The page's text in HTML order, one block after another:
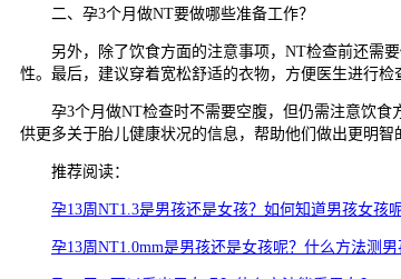
二、孕3个月做NT要做哪些准备工作？
另外，除了饮食方面的注意事项，NT检查前还需要
性。最后，建议穿着宽松舒适的衣物，方便医生进行检
孕3个月做NT检查时不需要空腹，但仍需注意饮食
供更多关于胎儿健康状况的信息，帮助他们做出更明
推荐阅读：
孕13周NT1.3是男孩还是女孩？如何知道男孩女孩呢
孕13周NT1.0mm是男孩还是女孩呢？什么方法测男